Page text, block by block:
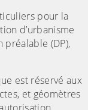
pour la
d’urbanisme
préalable (DP),
est réservé aux
et géomètres